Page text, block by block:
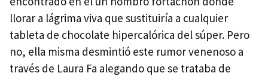
llorar a lágrima viva que sustituiría a cualquier
tableta de chocolate hipercalórica del súper. Pero
no, ella misma desmintió este rumor venenoso a
través de Laura Fa alegando que se trataba de